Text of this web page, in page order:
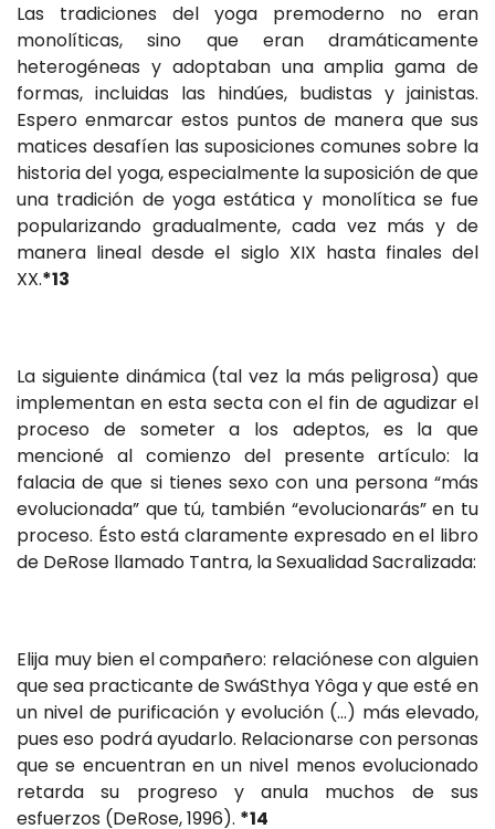
Las tradiciones del yoga premoderno no eran
monolíticas, sino que eran dramáticamente
heterogéneas y adoptaban una amplia gama de
formas, incluidas las hindúes, budistas y jainistas.
Espero enmarcar estos puntos de manera que sus
matices desafíen las suposiciones comunes sobre la
historia del yoga, especialmente la suposición de que
una tradición de yoga estática y monolítica se fue
popularizando gradualmente, cada vez más y de
manera lineal desde el siglo XIX hasta finales del
XX.*13
La siguiente dinámica (tal vez la más peligrosa) que
implementan en esta secta con el fin de agudizar el
proceso de someter a los adeptos, es la que
mencioné al comienzo del presente artículo: la
falacia de que si tienes sexo con una persona “más
evolucionada” que tú, también “evolucionarás” en tu
proceso. Ésto está claramente expresado en el libro
de DeRose llamado Tantra, la Sexualidad Sacralizada:
Elija muy bien el compañero: relaciónese con alguien
que sea practicante de SwáSthya Yôga y que esté en
un nivel de purificación y evolución (...) más elevado,
pues eso podrá ayudarlo. Relacionarse con personas
que se encuentran en un nivel menos evolucionado
retarda su progreso y anula muchos de sus
esfuerzos (DeRose, 1996). *14